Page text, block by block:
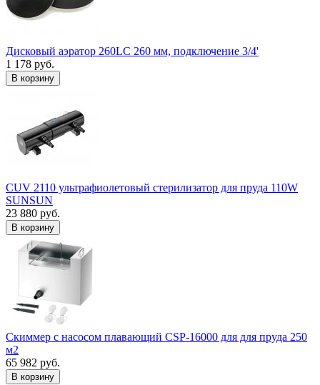
Дисковый аэратор 260LC 260 мм, подключение 3/4'
1 178 руб.
В корзину
CUV 2110 ультрафиолетовый стерилизатор для пруда 110W
SUNSUN
23 880 руб.
В корзину
Скиммер с насосом плавающий CSP-16000 для для пруда 250
м2
65 982 руб.
В корзину